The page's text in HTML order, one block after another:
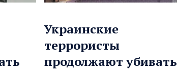
Украинские
террористы
продолжают убивать